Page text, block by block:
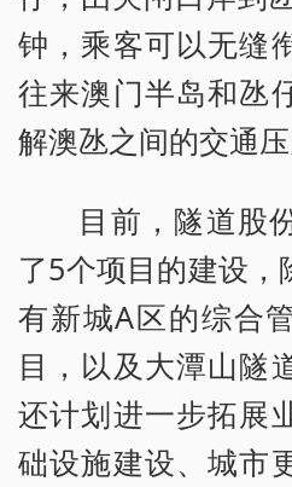
钟，乘客可以无缝
往来澳门半岛和氹
解澳氹之间的交通压
目前，隧道股
了5个项目的建设
有新城A区的综合
目，以及大潭山隧
还计划进一步拓展
础设施建设、城市